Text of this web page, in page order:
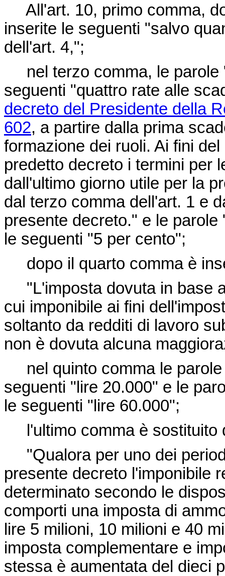
All'art. 10, primo comma,
inserite le seguenti "salvo
dell'art. 4,";
nel terzo comma, le parole
seguenti "quattro rate alle
decreto del Presidente della
602, a partire dalla prima
formazione dei ruoli. Ai fini
predetto decreto i termini per
dall'ultimo giorno utile per la
dal terzo comma dell'art. 1 e
presente decreto." e le
le seguenti "5 per cento";
dopo il quarto comma è
"L'imposta dovuta in base
cui imponibile ai fini
soltanto da redditi di lavoro
non è dovuta alcuna
nel quinto comma le parole
seguenti "lire 20.000" e le
le seguenti "lire 60.000";
l'ultimo comma è sostituito
"Qualora per uno dei
presente decreto l'imponibile
determinato secondo le
comporti una imposta di
lire 5 milioni, 10 milioni e 40
imposta complementare e
stessa è aumentata del dieci